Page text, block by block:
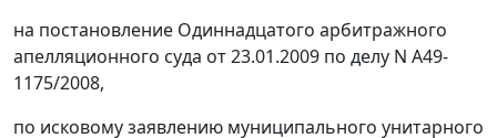
на постановление Одиннадцатого арбитражного
апелляционного суда от 23.01.2009 по делу N А49-
1175/2008,
по исковому заявлению муниципального унитарного